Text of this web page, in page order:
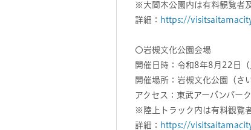
※大間木公園内は有料観覧者
詳細： https://
〇岩槻文化公園会場
開催日時：令和8年8月22日
開催場所：岩槻文化公園（さ
アクセス：東武アーバンパー
※陸上トラック内は有料観覧
詳細： https://